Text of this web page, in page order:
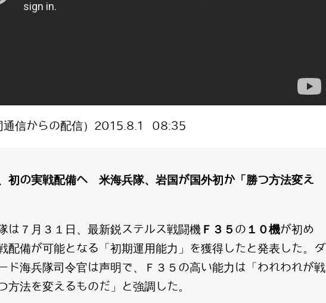
通信からの配信）2015.8.1 08:35
初の実戦配備へ 米海兵隊、岩国が国外初か「勝つ方法変え
は７月３１日、最新鋭ステルス戦闘機 Ｆ３５ の １０機が初め
配備が可能となる「初期運用能力」を獲得したと発表した。ダ
ド海兵隊司令官は声明で、Ｆ３５の高い能力は「われわれが戦
方法を変えるものだ」と強調した。